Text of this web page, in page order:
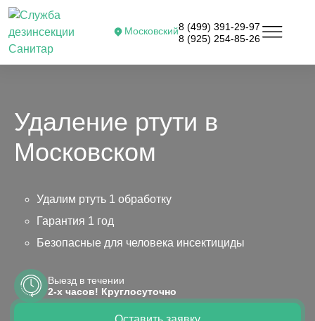
Московский8 (499) 391-29-97
8 (925) 254-85-26
Удаление ртути в
Московском
Удалим ртуть 1 обработку
Гарантия 1 год
Безопасные для человека инсектициды
Выезд в течении
2-х часов! Круглосуточно